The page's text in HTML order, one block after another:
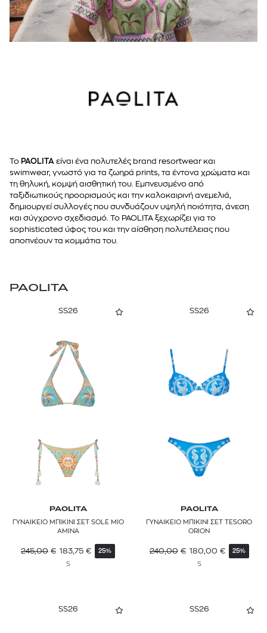
Το PAOLITA είναι ένα πολυτελές brand resortwear και
swimwear, γνωστό για τα ζωηρά prints, τα έντονα χρώματα και
τη θηλυκή, κομψή αισθητική του. Εμπνευσμένο από
ταξιδιωτικούς προορισμούς και την καλοκαιρινή ανεμελιά,
δημιουργεί συλλογές που συνδυάζουν υψηλή ποιότητα, άνεση
και σύγχρονο σχεδιασμό. Το PAOLITA ξεχωρίζει για το
sophisticated ύφος του και την αίσθηση πολυτέλειας που
αποπνέουν τα κομμάτια του.
PAOLITA
SS26
PAOLITA
ΓΥΝΑΙΚΕΙΟ ΜΠΙΚΙΝΙ ΣΕΤ SOLE MIO
AMINA
245,00 € 183,75 € 25%
S
SS26
PAOLITA
ΓΥΝΑΙΚΕΙΟ ΜΠΙΚΙΝΙ ΣΕΤ TESORO
ORION
240,00 € 180,00 € 25%
S
SS26 SS26